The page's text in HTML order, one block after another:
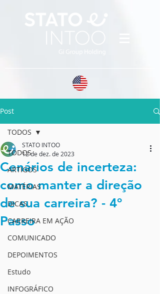
Post
TODOS
ARTIGOS
MATÉRIAS
DICAS
CARREIRA EM AÇÃO
COMUNICADO
DEPOIMENTOS
Estudo
INFOGRÁFICO
TODOS
Cenários de incerteza:
como manter a direção
de sua carreira? - 4º
Passo
STATO INTOO
12 de dez. de 2023